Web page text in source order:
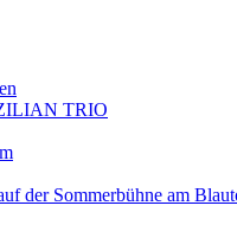
TRIO
der Sommerbühne am